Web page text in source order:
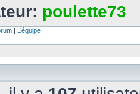
poulette73
| L’équipe